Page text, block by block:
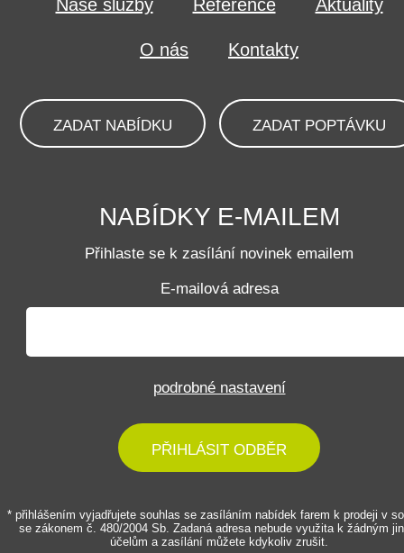
Naše služby Reference Aktuality
O nás Kontakty
ZADAT NABÍDKU ZADAT POPTÁVKU
NABÍDKY E-MAILEM
Přihlaste se k zasílání novinek emailem
E-mailová adresa
podrobné nastavení
PŘIHLÁSIT ODBĚR
* přihlášením vyjadřujete souhlas se zasíláním nabídek farem k prodeji v
se zákonem č. 480/2004 Sb. Zadaná adresa nebude využita k žádným
účelům a zasílání můžete kdykoliv zrušit.